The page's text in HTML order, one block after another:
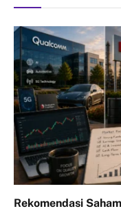
Rekomendasi